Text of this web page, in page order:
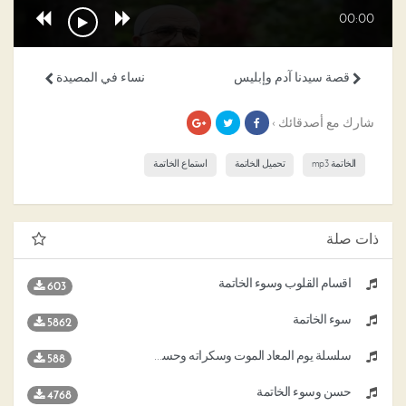
00:00
نساء في المصيدة قصة سيدنا آدم وإبليس
شارك مع أصدقائك ›
الخاتمة mp3 تحميل الخاتمة استماع الخاتمة
ذات صلة
أقسام القلوب وسوء الخاتمة 603
سوء الخاتمة 5862
سلسلة يوم المعاد الموت وسكراته وحسن وسوء الخاتمة 588
حسن وسوء الخاتمة 4768